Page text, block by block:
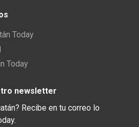
Today
Today
newsletter
Recibe en tu correo lo